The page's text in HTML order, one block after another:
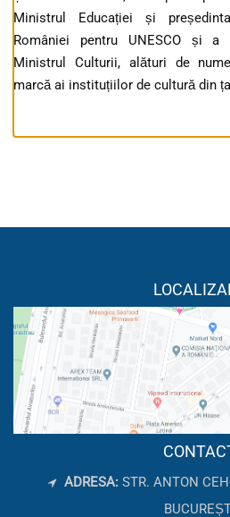
Ministrul Educației și
României pentru UNESCO și a
Ministrul Culturii, alături de
marcă ai instituțiilor de cultură din
ADRESA: STR. ANTON